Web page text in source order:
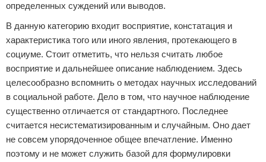
определенных суждений или выводов.
В данную категорию входит восприятие, констатация и
характеристика того или иного явления, протекающего в
социуме. Стоит отметить, что нельзя считать любое
восприятие и дальнейшее описание наблюдением. Здесь
целесообразно вспомнить о методах научных исследований
в социальной работе. Дело в том, что научное наблюдение
существенно отличается от стандартного. Последнее
считается несистематизированным и случайным. Оно дает
не совсем упорядоченное общее впечатление. Именно
поэтому и не может служить базой для формулировки